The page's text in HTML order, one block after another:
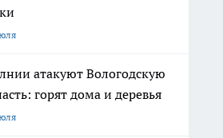
атакуют Вологодскую
горят дома и деревья